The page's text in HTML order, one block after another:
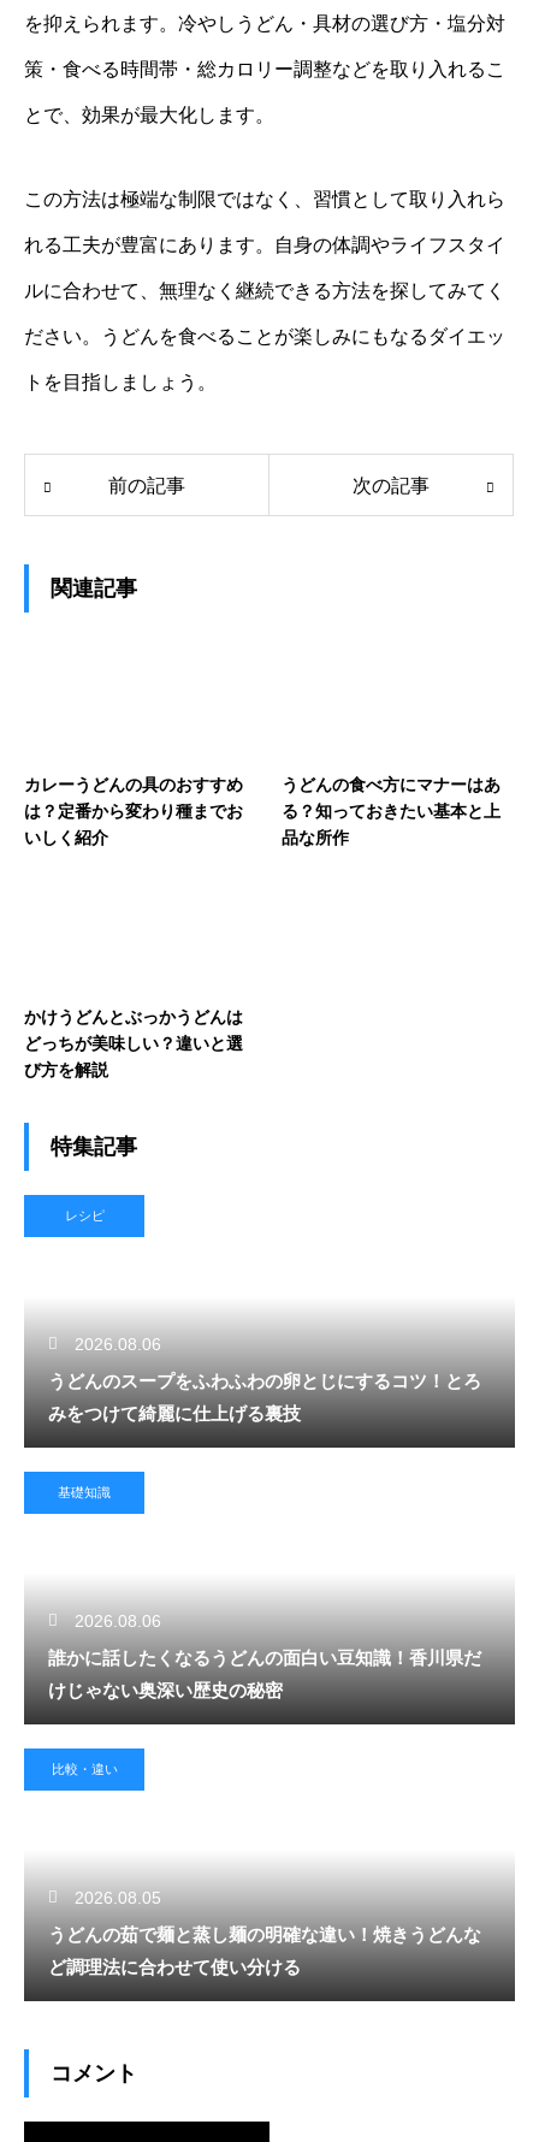
を抑えられます。冷やしうどん・具材の選び方・塩分対
策・食べる時間帯・総カロリー調整などを取り入れるこ
とで、効果が最大化します。
この方法は極端な制限ではなく、習慣として取り入れら
れる工夫が豊富にあります。自身の体調やライフスタイ
ルに合わせて、無理なく継続できる方法を探してみてく
ださい。うどんを食べることが楽しみにもなるダイエッ
トを目指しましょう。
前の記事 次の記事
関連記事
カレーうどんの具のおすすめ
は？定番から変わり種までお
いしく紹介
うどんの食べ方にマナーはあ
る？知っておきたい基本と上
品な所作
かけうどんとぶっかうどんは
どっちが美味しい？違いと選
び方を解説
特集記事
レシピ
2026.08.06
うどんのスープをふわふわの卵とじにするコツ！とろ
みをつけて綺麗に仕上げる裏技
基礎知識
2026.08.06
誰かに話したくなるうどんの面白い豆知識！香川県だ
けじゃない奥深い歴史の秘密
比較・違い
2026.08.05
うどんの茹で麺と蒸し麺の明確な違い！焼きうどんな
ど調理法に合わせて使い分ける
コメント